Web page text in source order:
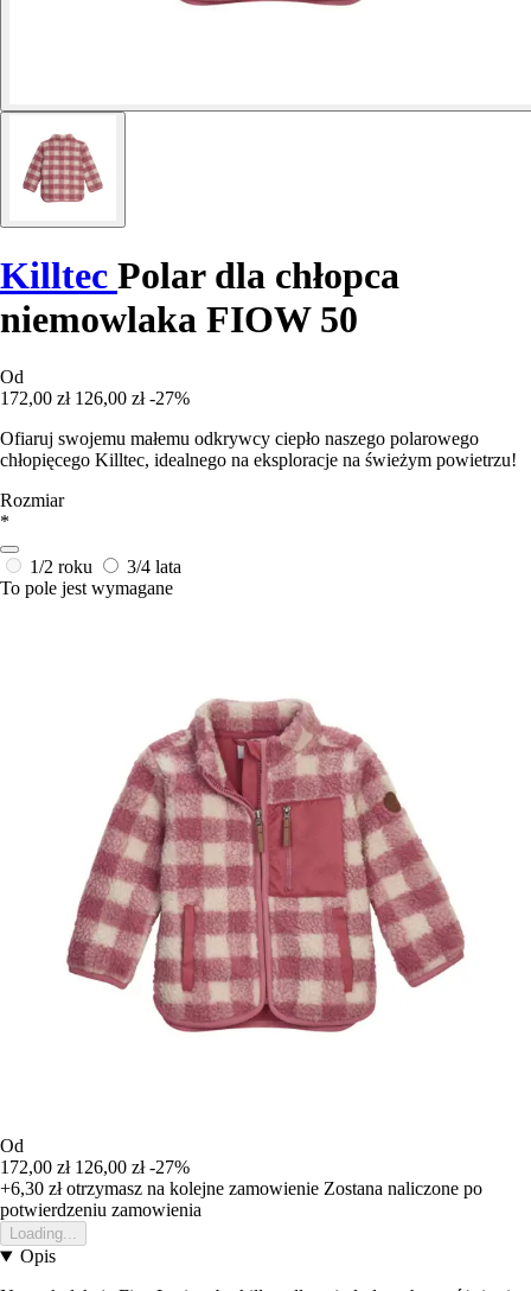
Killtec Polar dla chłopca
niemowlaka FIOW 50
Od
172,00 zł 126,00 zł -27%
Ofiaruj swojemu małemu odkrywcy ciepło naszego polarowego
chłopięcego Killtec, idealnego na eksploracje na świeżym powietrzu!
Rozmiar
*
1/2 roku
3/4 lata
To pole jest wymagane
Od
172,00 zł 126,00 zł -27%
+6,30 złotrzymasz na kolejne zamowienie Zostana naliczone po
potwierdzeniu zamowienia
Loading...
Opis